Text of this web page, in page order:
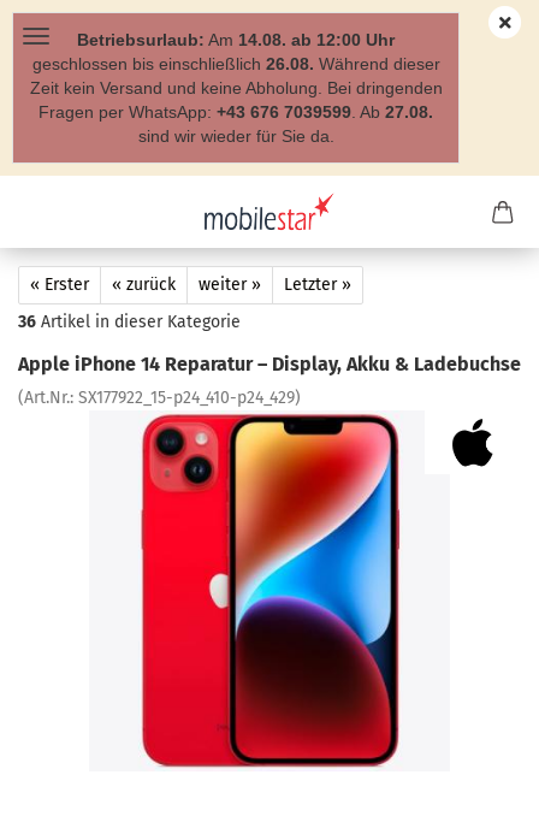
Betriebsurlaub: Am 14.08. ab 12:00 Uhr
geschlossen bis einschließlich 26.08. Während dieser
Zeit kein Versand und keine Abholung. Bei dringenden
Fragen per WhatsApp: +43 676 7039599 . Ab 27.08.
sind wir wieder für Sie da.
« Erster « zurück weiter »
Letzter »
36 Artikel in dieser Kategorie
Apple iPho­ne 14 Re­pa­ra­tur – Dis­play, Akku & La­de­buch­se
(Art.Nr.: SX177922_15-​p24_410-p24_429)